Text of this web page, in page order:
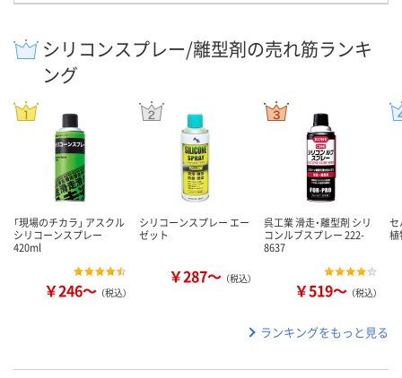
シリコンスプレー/離型剤の売れ筋ランキ
ング
「現場のチカラ」 アスクル
シリコーンスプレー
420ml
￥246～ （税込）
シリコーンスプレー エー
ゼット
￥287～ （税込）
呉工業 滑走・離型剤 シリ
コンルブスプレー 222-
8637
￥519～ （税込）
セ
植
ランキングをもっと見る